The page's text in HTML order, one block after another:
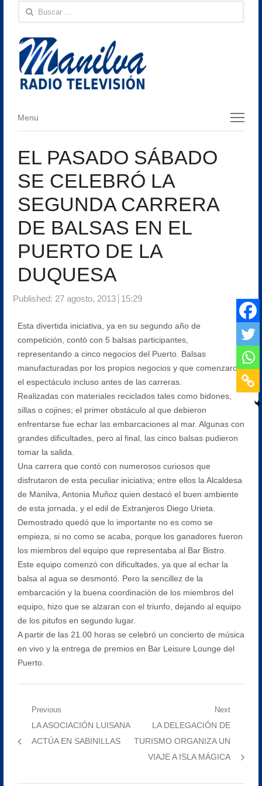
Buscar:
Menu
Menu
EL PASADO SÁBADO
SE CELEBRÓ LA
SEGUNDA CARRERA
DE BALSAS EN EL
PUERTO DE LA
DUQUESA
Published: 27 agosto, 2013 15:29
Esta divertida iniciativa, ya en su segundo año de
competición, contó con 5 balsas participantes,
representando a cinco negocios del Puerto. Balsas
manufacturadas por los propios negocios y que comenzaron
el espectáculo incluso antes de las carreras.
Realizadas con materiales reciclados tales como bidones,
sillas o cojines; el primer obstáculo al que debieron
enfrentarse fue echar las embarcaciones al mar. Algunas con
grandes dificultades, pero al final, las cinco balsas pudieron
tomar la salida.
Una carrera que contó con numerosos curiosos que
disfrutaron de esta peculiar iniciativa; entre ellos la Alcaldesa
de Manilva, Antonia Muñoz quien destacó el buen ambiente
de esta jornada, y el edil de Extranjeros Diego Urieta.
Demostrado quedó que lo importante no es como se
empieza, si no como se acaba, porque los ganadores fueron
los miembros del equipo que representaba al Bar Bistro.
Este equipo comenzó con dificultades, ya que al echar la
balsa al agua se desmontó. Pero la sencillez de la
embarcación y la buena coordinación de los miembros del
equipo, hizo que se alzaran con el triunfo, dejando al equipo
de los pitufos en segundo lugar.
A partir de las 21.00 horas se celebró un concierto de música
en vivo y la entrega de premios en Bar Leisure Lounge del
Puerto.
Navegación
Previous
Previous
post:
LA ASOCIACIÓN LUISANA
ACTÚA EN SABINILLAS
Next
Next
post:
LA DELEGACIÓN DE
TURISMO ORGANIZA UN
VIAJE A ISLA MÁGICA